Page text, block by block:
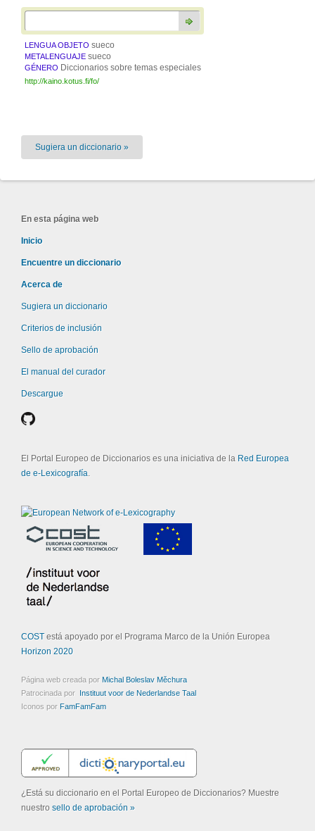
LENGUA OBJETO sueco
METALENGUAJE sueco
GÉNERO Diccionarios sobre temas especiales
http://kaino.kotus.fi/fo/
Sugiera un diccionario »
En esta página web
Inicio
Encuentre un diccionario
Acerca de
Sugiera un diccionario
Criterios de inclusión
Sello de aprobación
El manual del curador
Descargue
El Portal Europeo de Diccionarios es una iniciativa de la Red Europea
de e-Lexicografía.
COSTestá apoyado por el Programa Marco de la Unión Europea
Horizon 2020
Página web creada por Michal Boleslav Měchura
Patrocinada por
Instituut voor de Nederlandse Taal
Iconos por FamFamFam
¿Está su diccionario en el Portal Europeo de Diccionarios? Muestre
nuestro sello de aprobación »